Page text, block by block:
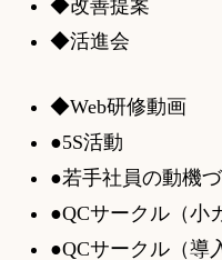
◆改善提案
◆活進会
◆Web研修動画
●5S活動
●若手社員の動機
●QCサークル（小
●QCサークル（導